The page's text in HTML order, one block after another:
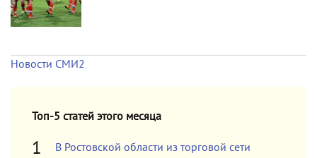
Новости СМИ2
Топ-5 статей этого месяца
В Ростовской области из торговой сети